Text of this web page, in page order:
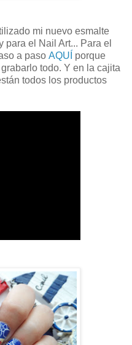
mi nuevo esmalte
para el Nail Art... Para el
a paso AQUÍ porque
todo. Y en la cajita
todos los productos